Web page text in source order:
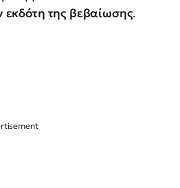
εκδότη της βεβαίωσης.